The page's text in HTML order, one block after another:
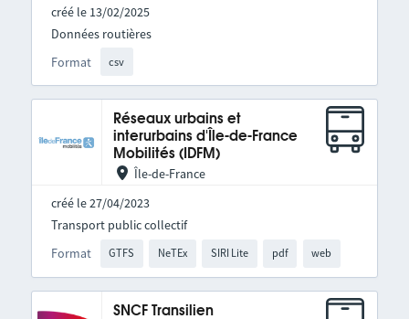
créé le 13/02/2025
Format csv
Données routières
Réseaux urbains et
interurbains d'Île-de-France
Mobilités (IDFM)
Île-de-France
créé le 27/04/2023
Format GTFS NeTEx SIRI Lite pdf web
Transport public collectif
SNCF Transilien